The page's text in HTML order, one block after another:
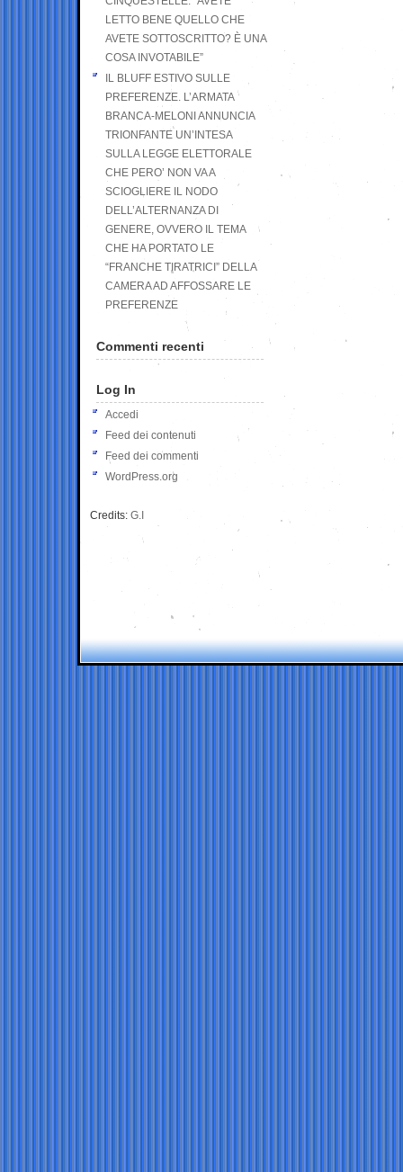
LETTO BENE QUELLO CHE
AVETE SOTTOSCRITTO? È UNA
COSA INVOTABILE”
IL BLUFF ESTIVO SULLE
PREFERENZE. L’ARMATA
BRANCA-MELONI ANNUNCIA
TRIONFANTE UN’INTESA
SULLA LEGGE ELETTORALE
CHE PERO’ NON VA A
SCIOGLIERE IL NODO
DELL’ALTERNANZA DI
GENERE, OVVERO IL TEMA
CHE HA PORTATO LE
“FRANCHE TIRATRICI” DELLA
CAMERA AD AFFOSSARE LE
PREFERENZE
Commenti recenti
Log In
Accedi
Feed dei contenuti
Feed dei commenti
WordPress.org
Credits: G.I